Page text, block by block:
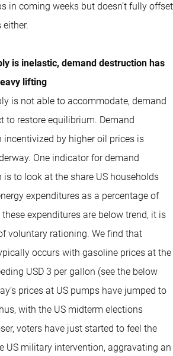
in coming weeks but doesn’t fully offset
either.
is inelastic, demand destruction has
lifting
is not able to accommodate, demand
to restore equilibrium. Demand
incentivized by higher oil prices is
One indicator for demand
is to look at the share US households
expenditures as a percentage of
these expenditures are below trend, it is
voluntary rationing. We find that
occurs with gasoline prices at the
USD 3 per gallon (see the below
prices at US pumps have jumped to
with the US midterm elections
voters have just started to feel the
US military intervention, aggravating an